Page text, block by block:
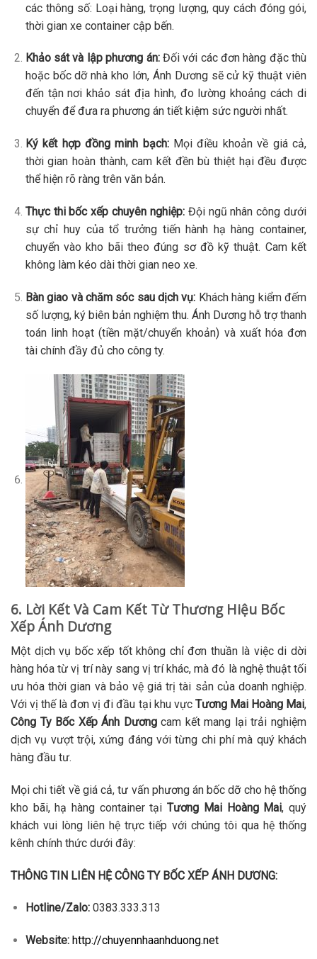
các thông số: Loại hàng, trọng lượng, quy cách đóng gói,
thời gian xe container cập bến.
Khảo sát và lập phương án:Đối với các đơn hàng đặc thù
hoặc bốc dỡ nhà kho lớn, Ánh Dương sẽ cử kỹ thuật viên
đến tận nơi khảo sát địa hình, đo lường khoảng cách di
chuyển để đưa ra phương án tiết kiệm sức người nhất.
Ký kết hợp đồng minh bạch:Mọi điều khoản về giá cả,
thời gian hoàn thành, cam kết đền bù thiệt hại đều được
thể hiện rõ ràng trên văn bản.
Thực thi bốc xếp chuyên nghiệp:Đội ngũ nhân công dưới
sự chỉ huy của tổ trưởng tiến hành hạ hàng container,
chuyển vào kho bãi theo đúng sơ đồ kỹ thuật. Cam kết
không làm kéo dài thời gian neo xe.
Bàn giao và chăm sóc sau dịch vụ: Khách hàng kiểm đếm
số lượng, ký biên bản nghiệm thu. Ánh Dương hỗ trợ thanh
toán linh hoạt (tiền mặt/chuyển khoản) và xuất hóa đơn
tài chính đầy đủ cho công ty.
6. Lời Kết Và Cam Kết Từ Thương Hiệu Bốc
Xếp Ánh Dương
Một dịch vụ bốc xếp tốt không chỉ đơn thuần là việc di dời
hàng hóa từ vị trí này sang vị trí khác, mà đó là nghệ thuật tối
ưu hóa thời gian và bảo vệ giá trị tài sản của doanh nghiệp.
Với vị thế là đơn vị đi đầu tại khu vực Tương Mai Hoàng Mai,
Công Ty Bốc Xếp Ánh Dươngcam kết mang lại trải nghiệm
dịch vụ vượt trội, xứng đáng với từng chi phí mà quý khách
hàng đầu tư.
Mọi chi tiết về giá cả, tư vấn phương án bốc dỡ cho hệ thống
kho bãi, hạ hàng container tạiTương Mai Hoàng Mai, quý
khách vui lòng liên hệ trực tiếp với chúng tôi qua hệ thống
kênh chính thức dưới đây:
THÔNG TIN LIÊN HỆ CÔNG TY BỐC XẾP ÁNH DƯƠNG:
Hotline/Zalo:0383.333.313
Website: http://chuyennhaanhduong.net